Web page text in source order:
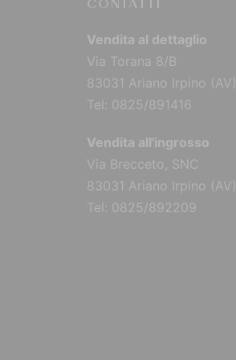
CONTATTI
Vendita al dettaglio
Via Torana 8/B
83031 Ariano Irpino (AV)
Tel: 0825/891416
Vendita all'ingrosso
Via Brecceto, SNC
83031 Ariano Irpino (AV)
Tel: 0825/892209